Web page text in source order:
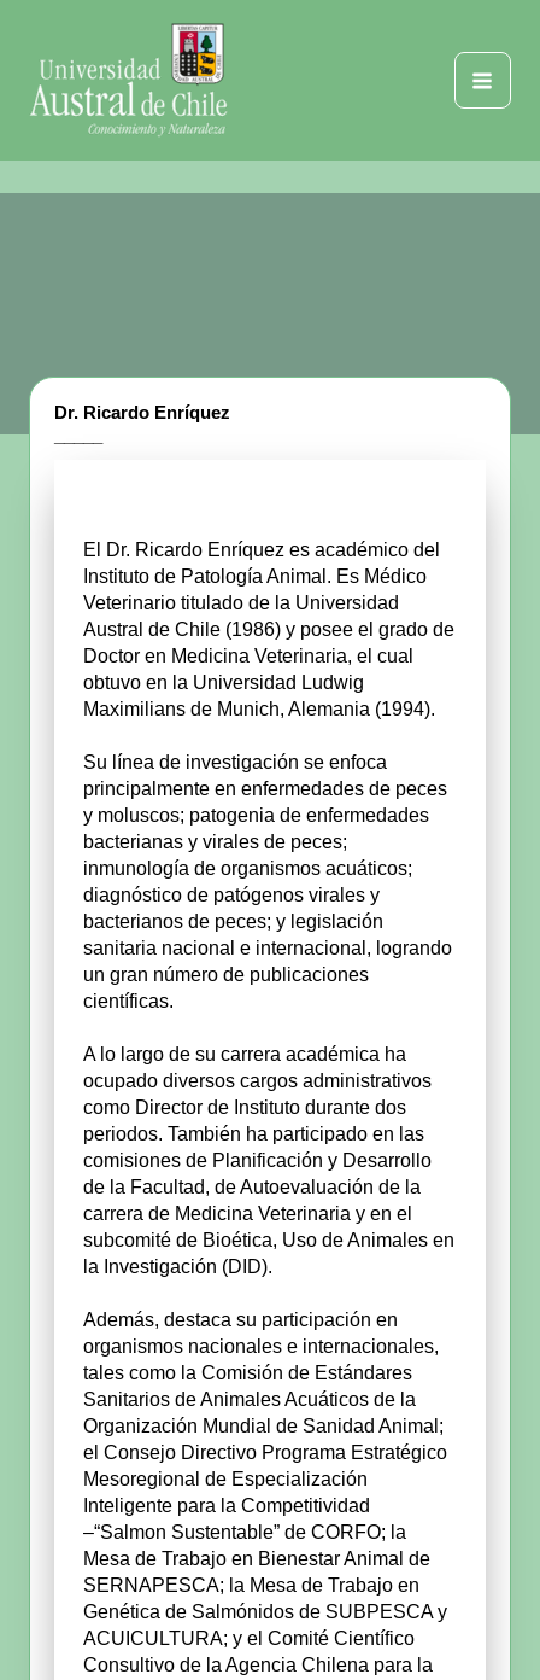
contenido
Dr. Ricardo Enríquez
El Dr. Ricardo Enríquez es académico del
Instituto de Patología Animal. Es Médico
Veterinario titulado de la Universidad
Austral de Chile (1986) y posee el grado de
Doctor en Medicina Veterinaria, el cual
obtuvo en la Universidad Ludwig
Maximilians de Munich, Alemania (1994).
Su línea de investigación se enfoca
principalmente en enfermedades de peces
y moluscos; patogenia de enfermedades
bacterianas y virales de peces;
inmunología de organismos acuáticos;
diagnóstico de patógenos virales y
bacterianos de peces; y legislación
sanitaria nacional e internacional, logrando
un gran número de publicaciones
científicas.
A lo largo de su carrera académica ha
ocupado diversos cargos administrativos
como Director de Instituto durante dos
periodos. También ha participado en las
comisiones de Planificación y Desarrollo
de la Facultad, de Autoevaluación de la
carrera de Medicina Veterinaria y en el
subcomité de Bioética, Uso de Animales en
la Investigación (DID).
Además, destaca su participación en
organismos nacionales e internacionales,
tales como la Comisión de Estándares
Sanitarios de Animales Acuáticos de la
Organización Mundial de Sanidad Animal;
el Consejo Directivo Programa Estratégico
Mesoregional de Especialización
Inteligente para la Competitividad
–“Salmon Sustentable” de CORFO; la
Mesa de Trabajo en Bienestar Animal de
SERNAPESCA; la Mesa de Trabajo en
Genética de Salmónidos de SUBPESCA y
ACUICULTURA; y el Comité Científico
Consultivo de la Agencia Chilena para la